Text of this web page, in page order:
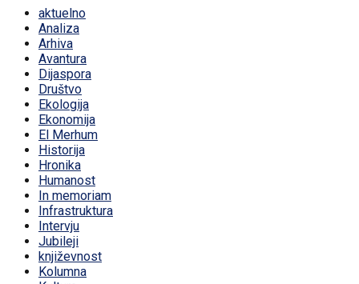
aktuelno
Analiza
Arhiva
Avantura
Dijaspora
Društvo
Ekologija
Ekonomija
El Merhum
Historija
Hronika
Humanost
In memoriam
Infrastruktura
Intervju
Jubileji
književnost
Kolumna